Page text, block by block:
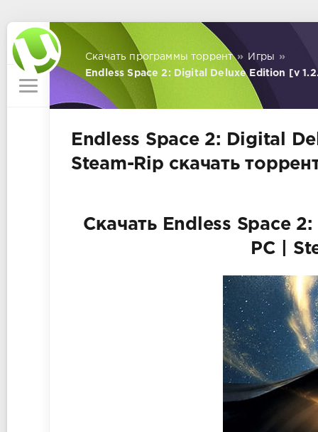
Скачать программы торрент » Игры
»
Endless Space 2: Digital Deluxe Edition [v
Endless Space 2: Digital
Steam-Rip скачать
Скачать Endless Space
PC |